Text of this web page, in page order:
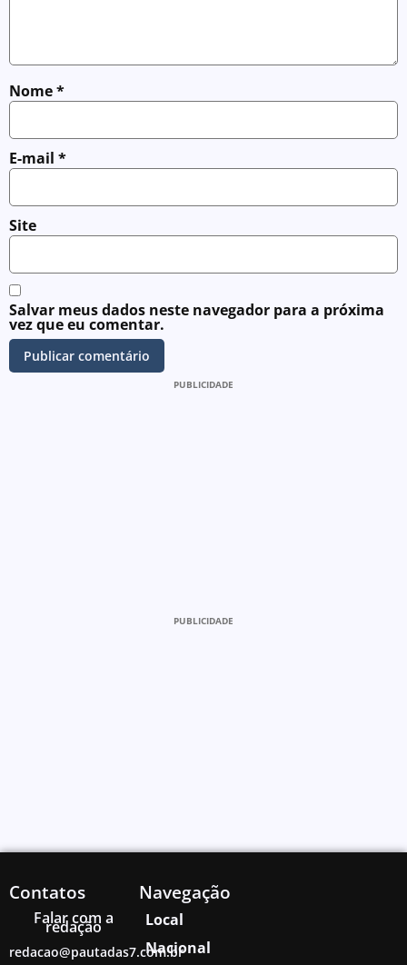
Nome*
E-mail *
Site
Salvar meus dados neste navegador para a próxima
vez que eu comentar.
PUBLICIDADE
PUBLICIDADE
Contatos
Falar com a
redação
redacao@pautadas7.com.br
Navegação
Local
Nacional